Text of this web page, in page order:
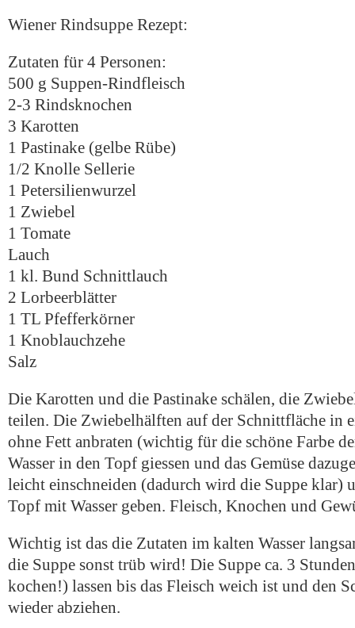
Wiener Rindsuppe Rezept:
Zutaten für 4 Personen:
500 g Suppen-Rindfleisch
2-3 Rindsknochen
3 Karotten
1 Pastinake (gelbe Rübe)
1/2 Knolle Sellerie
1 Petersilienwurzel
1 Zwiebel
1 Tomate
Lauch
1 kl. Bund Schnittlauch
2 Lorbeerblätter
1 TL Pfefferkörner
1 Knoblauchzehe
Salz
Die Karotten und die Pastinake schälen, die
teilen. Die Zwiebelhälften auf der Schnittfläche in
ohne Fett anbraten (wichtig für die schöne Farbe
Wasser in den Topf giessen und das Gemüse
leicht einschneiden (dadurch wird die Suppe klar)
Topf mit Wasser geben. Fleisch, Knochen und
Wichtig ist das die Zutaten im kalten Wasser
die Suppe sonst trüb wird! Die Suppe ca. 3
kochen!) lassen bis das Fleisch weich ist und den
wieder abziehen.